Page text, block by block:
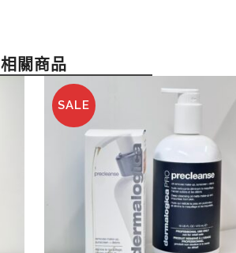
相關商品
SALE